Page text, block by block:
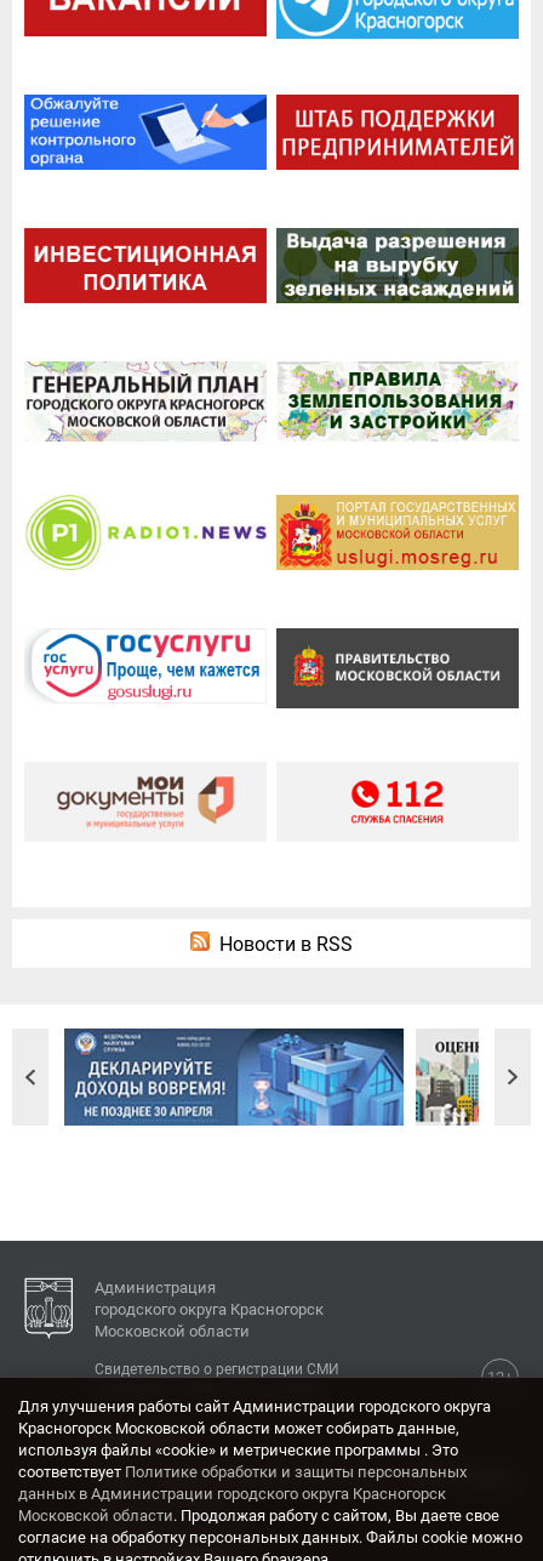
Новости в RSS
Администрация
городского округа Красногорск
Московской области
12+
Свидетельство о регистрации СМИ
КОНТАКТЫ
Адрес: 143404, Московская область, г. Красногорск,
ул. Ленина, дом 4.
Электронная почта:
krasrn@mosreg.ru
Для улучшения работы сайт Администрации городского округа
Красногорск Московской области может собирать данные,
используя файлы «cookie» и метрические программы . Это
соответствует Политике обработки и защиты персональных
данных в Администрации городского округа Красногорск
Московской области. Продолжая работу с сайтом, Вы даете свое
согласие на обработку персональных данных. Файлы cookie можно